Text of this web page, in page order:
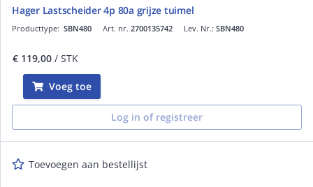
Hager Lastscheider 4p 80a grijze tuimel
Art. nr. 2700135742
Producttype: SBN480 Lev. Nr.: SBN480
€ 119,00 / STK
Voeg toe
Log in of registreer
Toevoegen aan bestellijst